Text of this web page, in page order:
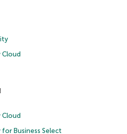
Cloud
Cloud
Business Select